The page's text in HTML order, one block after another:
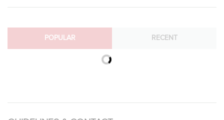
POPULAR RECENT